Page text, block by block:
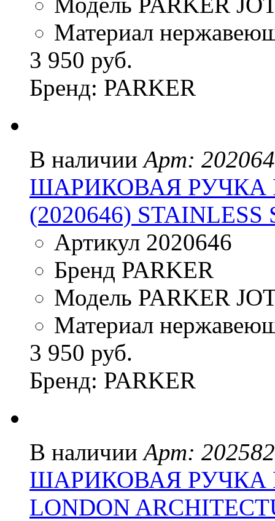
Материал
3 950 руб.
Бренд: PARKER
В наличии Арт:
ШАРИКОВАЯ РУЧКА
(2020646) STAINLESS
Артикул 2020646
Бренд PARKER
Модель PARKER
Материал
3 950 руб.
Бренд: PARKER
В наличии Арт:
ШАРИКОВАЯ РУЧКА
LONDON